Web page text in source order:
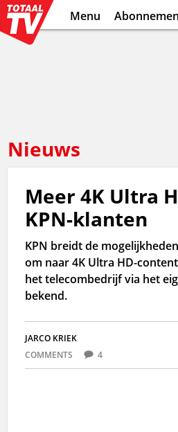
Menu
Nieuws
Meer 4K Ultra
KPN-klanten
KPN breidt de
om naar 4K Ultra HD-
het telecombedrijf via het
bekend.
JARCO KRIEK
COMMENTS
4